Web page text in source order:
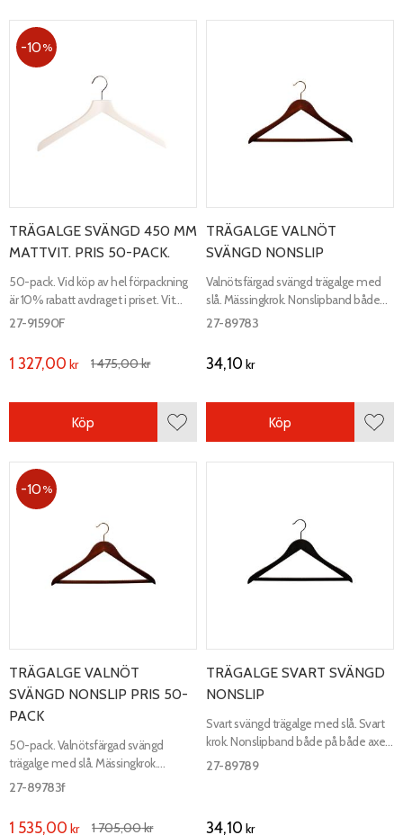
TRÄGALGE SVÄNGD 450 MM
MATTVIT. PRIS 50-PACK.
50-pack. Vid köp av hel förpackning
är 10% rabatt avdraget i priset. Vit
svängd trägalge. Längd 450 mm,
27-91590F
1 327,00 kr 1 475,00kr
10%
Lägg till i favoriter
Köp
TRÄGALGE VALNÖT
SVÄNGD NONSLIP
Valnötsfärgad svängd trägalge med
slå. Mässingkrok. Nonslipband både
på både axeln och slån för bättre
27-89783
34,10 kr
Köp
TRÄGALGE VALNÖT
SVÄNGD NONSLIP PRIS 50-
PACK
50-pack. Valnötsfärgad svängd
trägalge med slå. Mässingkrok.
Nonslipband både på både axeln och
27-89783f
1 535,00 kr 1 705,00kr
10%
TRÄGALGE SVART SVÄNGD
NONSLIP
Svart svängd trägalge med slå. Svart
krok. Nonslipband både på både axeln
och slån för bättre fäste.
27-89789
34,10 kr